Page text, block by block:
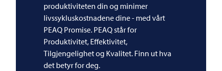
produktiviteten din og minimer
livssykluskostnadene dine - med vårt
PEAQ Promise. PEAQ står for
Produktivitet, Effektivitet,
Tilgjengelighet og Kvalitet. Finn ut hva
det betyr for deg.